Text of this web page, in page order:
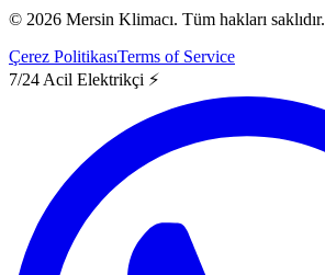
© 2026 Mersin Klimacı. Tüm hakları saklıdır.
Çerez PolitikasıTerms of Service
7/24 Acil Elektrikçi ⚡